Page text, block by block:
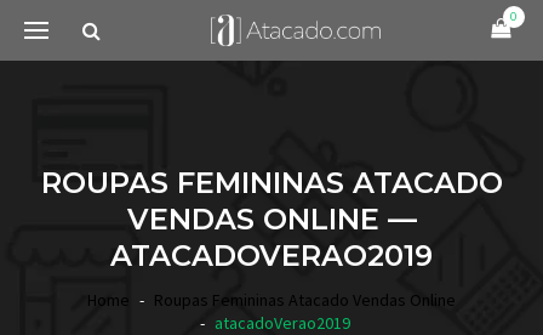
0
ROUPAS FEMININAS ATACADO
VENDAS ONLINE —
ATACADOVERAO2019
Home
Roupas Femininas Atacado Vendas Online
atacadoVerao2019